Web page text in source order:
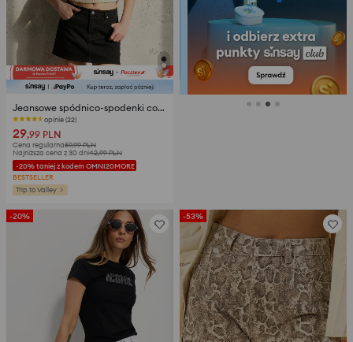
Jeansowe spódnico-spodenki comfort
opinie (22)
29,99 PLN
Cena regularna59,99PLN
Najniższa cena z 30 dni42,99PLN
-20% taniej z kodem OMNI20MORE
BESTSELLER
Trip to Valley
-20% -53%